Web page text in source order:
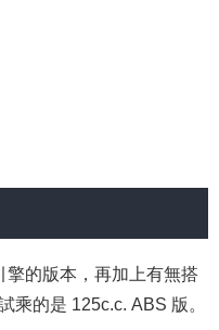
擎的版本，再加上有無搭
乘的是 125c.c. ABS 版。